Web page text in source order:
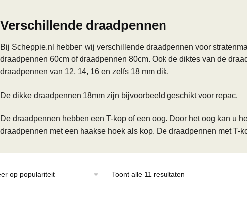
Verschillende draadpennen
Bij Scheppie.nl hebben wij verschillende draadpennen voor
draadpennen 60cm of draadpennen 80cm. Ook de diktes van de
draadpennen van 12, 14, 16 en zelfs 18 mm dik.
De dikke draadpennen 18mm zijn bijvoorbeeld geschikt voor repac.
De draadpennen hebben een T-kop of een oog. Door het oog kan u
draadpennen met een haakse hoek als kop. De draadpennen met T-
Toont alle 11 resultatenGesorteerd